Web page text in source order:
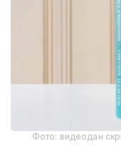
Фото: видеодан